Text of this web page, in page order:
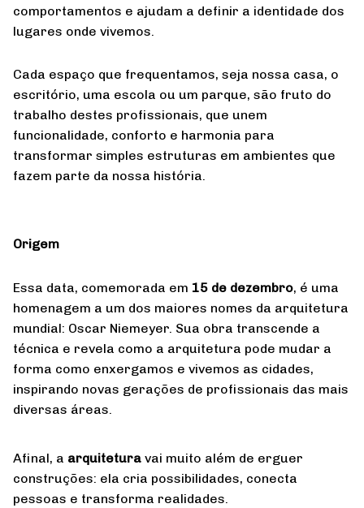
comportamentos e ajudam a definir a identidade dos
lugares onde vivemos.
Cada espaço que frequentamos, seja nossa casa, o
escritório, uma escola ou um parque, são fruto do
trabalho destes profissionais, que unem
funcionalidade, conforto e harmonia para
transformar simples estruturas em ambientes que
fazem parte da nossa história.
Origem
Essa data, comemorada em 15 de dezembro, é uma
homenagem a um dos maiores nomes da arquitetura
mundial: Oscar Niemeyer. Sua obra transcende a
técnica e revela como a arquitetura pode mudar a
forma como enxergamos e vivemos as cidades,
inspirando novas gerações de profissionais das mais
diversas áreas.
Afinal, a arquitetura vai muito além de erguer
construções: ela cria possibilidades, conecta
pessoas e transforma realidades.